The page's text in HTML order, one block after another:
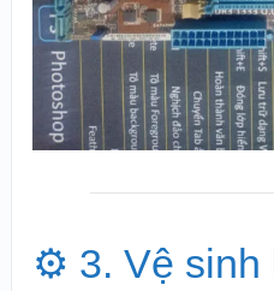
⚙️ 3. Vệ sinh